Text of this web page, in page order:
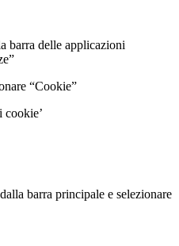
barra delle applicazioni
“Cookie”
cookie’
barra principale e selezionare